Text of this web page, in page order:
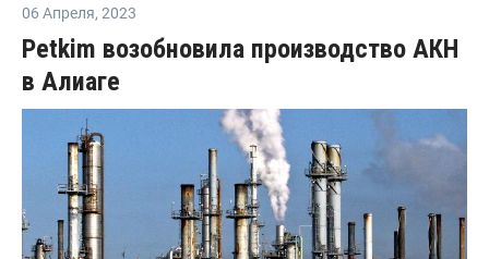
06 Апреля, 2023
Petkim возобновила производство АКН
в Алиаге